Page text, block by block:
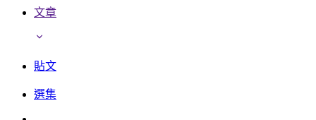
文章
貼文
選集